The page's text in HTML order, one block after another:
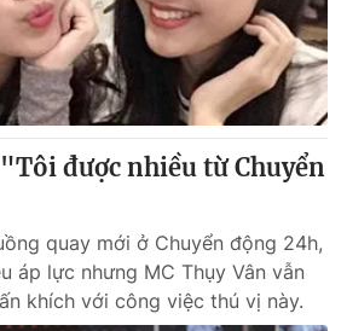
được nhiều từ Chuyển
quay mới ở Chuyển động 24h,
áp lực nhưng MC Thụy Vân vẫn
khích với công việc thú vị này.